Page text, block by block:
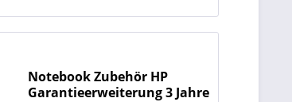
Notebook Zubehör HP
Garantieerweiterung 3 Jahre